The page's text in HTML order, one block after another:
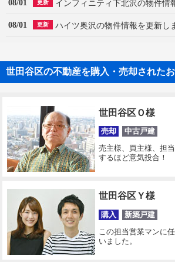
08/01 更新 インフィニティ下北沢の物件情
08/01 更新 ハイツ奥沢の物件情報を更新し
世田谷区の不動産を購入・売却された
世田谷区Ｏ様
売却 中古戸建
売主様、買主様、担
するほど意気投合！
世田谷区Ｙ様
購入 新築戸建
この担当営業マンに
いました。